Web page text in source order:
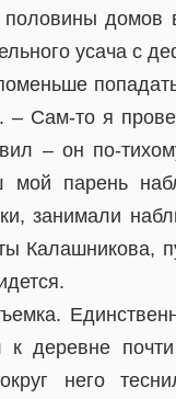
домов
усача с
– Сам-то я
– он по-
парень
занимали
Калашникова,
деревне
него